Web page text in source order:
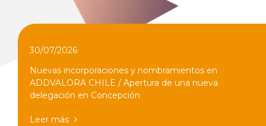
30/07/2026
Nuevas incorporaciones y nombramientos en
ADDVALORA CHILE / Apertura de una nueva
delegación en Concepción
Leer más